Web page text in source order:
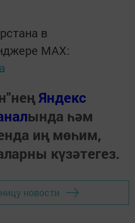
в
MАХ:
Яндекс
ында һәм
иң мөһим,
күзәтегез.
новости